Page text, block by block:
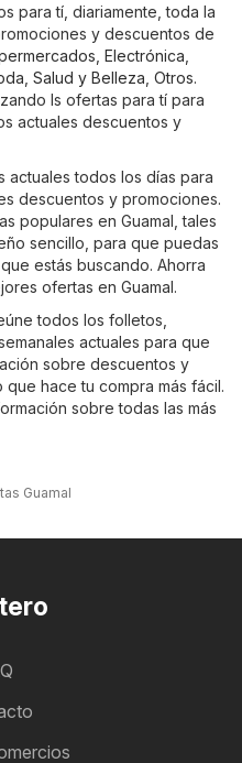
para tí, diariamente, toda la
y descuentos de
Electrónica
Salud y Belleza Otros.
ls ofertas para tí para
actuales descuentos y
actuales todos los días para
descuentos y promociones.
populares en Guamal, tales
sencillo, para que puedas
estás buscando. Ahorra
ofertas en Guamal.
todos los folletos,
actuales para que
sobre descuentos y
hace tu compra más fácil.
sobre todas las más
Guamal